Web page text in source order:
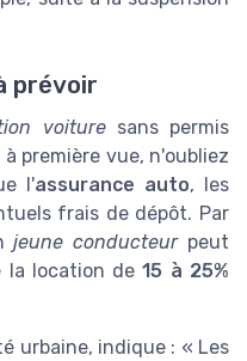
prévoir
voituresans permis
première vue, n'oubliez
l'assurance auto, les
frais de dépôt. Par
jeune conducteurpeut
la location de15 à 25%
urbaine, indique : « Les